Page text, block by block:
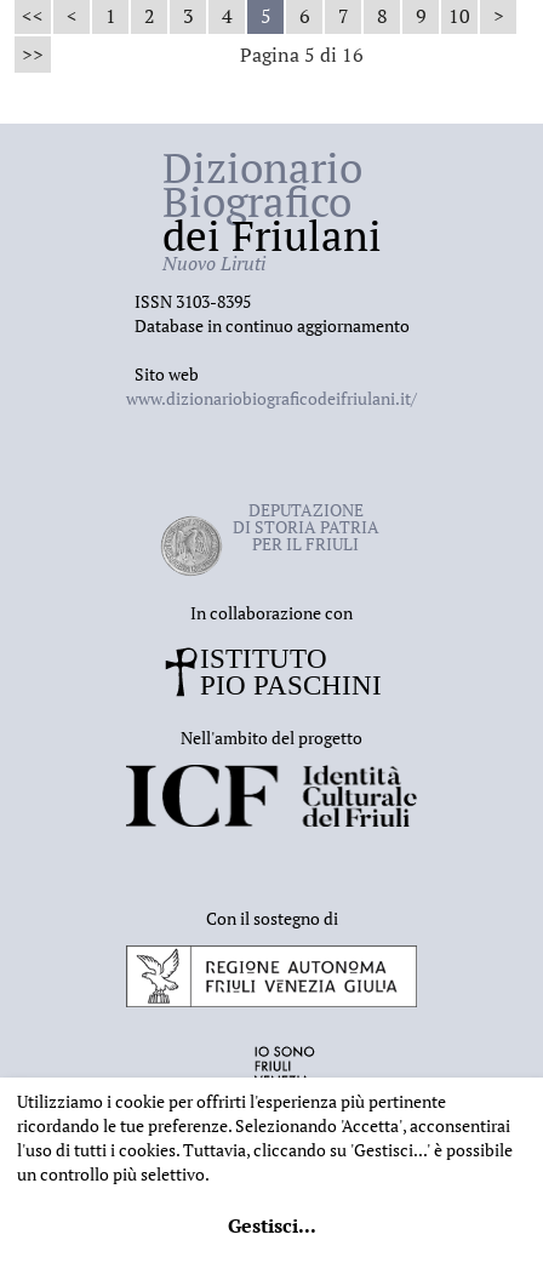
<< < 1 2 3 4 5 6 7 8 9 10
>
>>
Pagina 5 di 16
Dizionario
Biografico
dei Friulani
Nuovo Liruti
ISSN 3103-8395
Database in continuo aggiornamento
Sito web
www.dizionariobiograficodeifriulani.it/
DEPUTAZIONE
DI STORIA PATRIA
PER IL FRIULI
In collaborazione con
Nell'ambito del progetto
Con il sostegno di
2026 - Deputazione di Storia Patria per il Friuli - CF 80023560305
Utilizziamo i cookie per offrirti l'esperienza più pertinente
ricordando le tue preferenze. Selezionando 'Accetta', acconsentirai
l'uso di tutti i cookies. Tuttavia, cliccando su 'Gestisci...'è possibile
un controllo più selettivo.
Gestisci...